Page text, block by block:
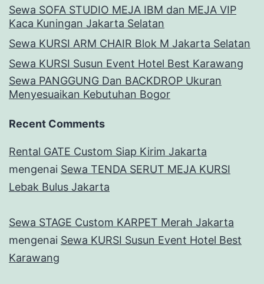
Sewa SOFA STUDIO MEJA IBM dan MEJA VIP
Kaca Kuningan Jakarta Selatan
Sewa KURSI ARM CHAIR Blok M Jakarta Selatan
Sewa KURSI Susun Event Hotel Best Karawang
Sewa PANGGUNG Dan BACKDROP Ukuran
Menyesuaikan Kebutuhan Bogor
Recent Comments
Rental GATE Custom Siap Kirim Jakarta
mengenai Sewa TENDA SERUT MEJA KURSI
Lebak Bulus Jakarta
Sewa STAGE Custom KARPET Merah Jakarta
mengenai Sewa KURSI Susun Event Hotel Best
Karawang